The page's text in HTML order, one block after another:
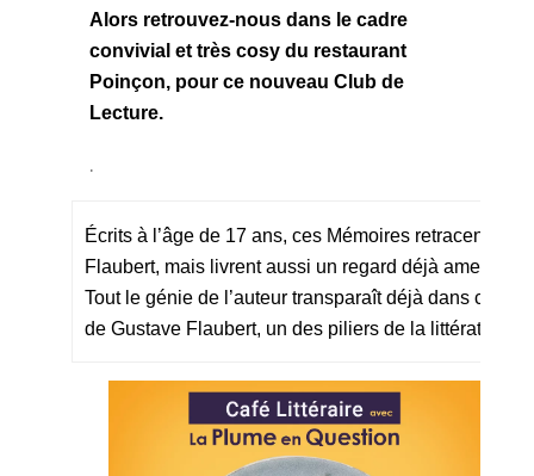
Alors retrouvez-nous dans le cadre
convivial et très cosy du restaurant
Poinçon, pour ce nouveau Club de
Lecture.
.
Écrits à l’âge de 17 ans, ces Mémoires retracent la
Flaubert, mais livrent aussi un regard déjà amer du
Tout le génie de l’auteur transparaît déjà dans ce
de Gustave Flaubert, un des piliers de la littérature